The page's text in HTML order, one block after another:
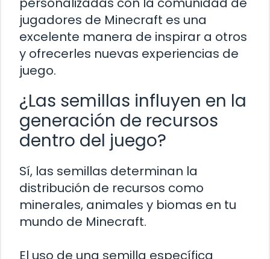
jugadores de Minecraft es una
excelente manera de inspirar a otros
y ofrecerles nuevas experiencias de
juego.
¿Las semillas influyen en la
generación de recursos
dentro del juego?
Sí, las semillas determinan la
distribución de recursos como
minerales, animales y biomas en tu
mundo de Minecraft.
El uso de una semilla específica